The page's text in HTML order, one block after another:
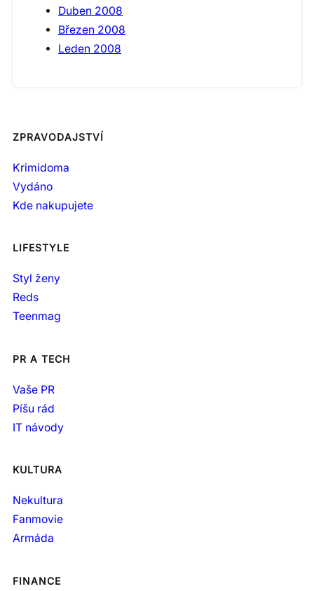
Duben 2008
Březen 2008
Leden 2008
ZPRAVODAJSTVÍ
Krimidoma
Vydáno
Kde nakupujete
LIFESTYLE
Styl ženy
Reds
Teenmag
PR A TECH
Vaše PR
Píšu rád
IT návody
KULTURA
Nekultura
Fanmovie
Armáda
FINANCE